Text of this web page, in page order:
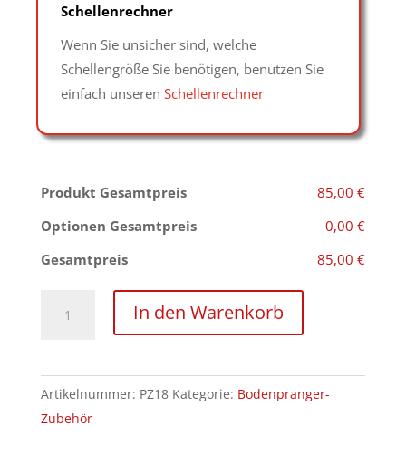
Schellenrechner
Wenn Sie unsicher sind, welche
Schellengröße Sie benötigen, benutzen Sie
einfach unseren Schellenrechner
Produkt Gesamtpreis
85,00 €
Optionen Gesamtpreis
0,00 €
Gesamtpreis
85,00 €
Stahlschellen
für
Bodenpranger
In den Warenkorb
Artikelnummer: PZ18 Kategorie: Bodenpranger-
Zubehör